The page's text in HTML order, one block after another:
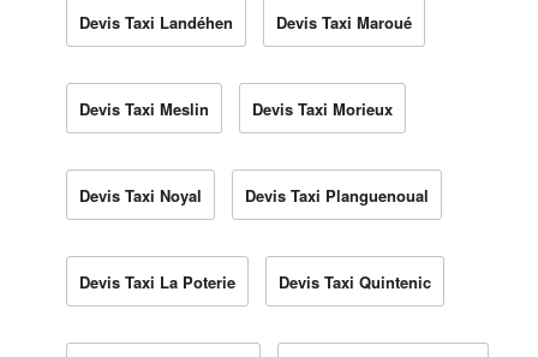
Devis Taxi Landéhen Devis Taxi Maroué
Devis Taxi Meslin Devis Taxi Morieux
Devis Taxi Noyal Devis Taxi Planguenoual
Devis Taxi La Poterie Devis Taxi Quintenic